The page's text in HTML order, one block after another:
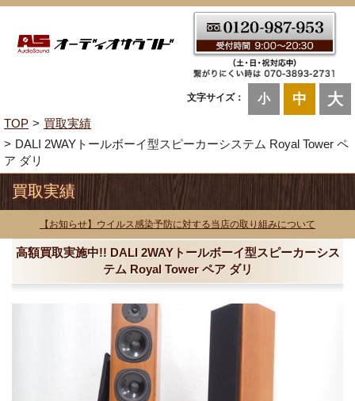
文字サイズ： 小 中 大
TOP
買取実績
DALI 2WAYトールボーイ型スピーカーシステム Royal Tower ペ
ア ダリ
買取実績
【お知らせ】ウイルス感染予防に対する当店の取り組みについて
高額買取実施中!! DALI 2WAYトールボーイ型スピーカーシス
テム Royal Tower ペア ダリ